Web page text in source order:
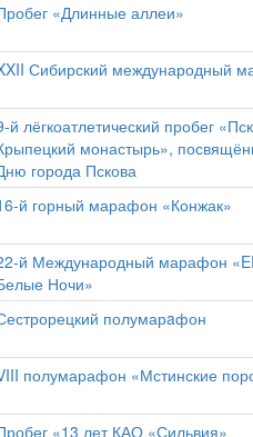
«Длинные аллеи»
Сибирский международный
й лёгкоатлетический пробег
монастырь»,
города Пскова
й горный марафон «Конжак»
й Международный марафон
Ночи»
полумарaфон
полумарафон «Мстинские
«13 лет КАО «Сильвия»